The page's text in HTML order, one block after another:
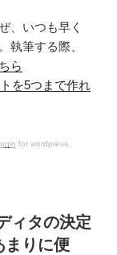
、いつも早く
執筆する際、
ら
を5つまで作れ
for wordpress.
ィタの決定
りに便